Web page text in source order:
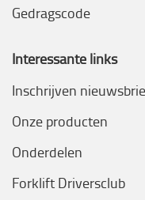
Gedragscode
Interessante links
Inschrijven
Onze producten
Onderdelen
Forklift Driversclub